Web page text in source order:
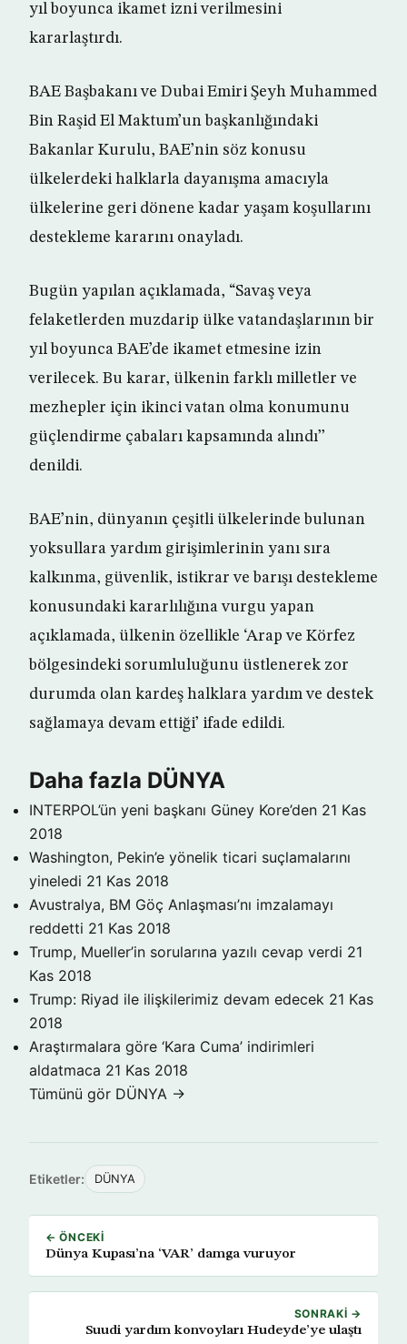
yıl boyunca ikamet izni verilmesini
kararlaştırdı.
BAE Başbakanı ve Dubai Emiri Şeyh Muhammed
Bin Raşid El Maktum’un başkanlığındaki
Bakanlar Kurulu, BAE’nin söz konusu
ülkelerdeki halklarla dayanışma amacıyla
ülkelerine geri dönene kadar yaşam koşullarını
destekleme kararını onayladı.
Bugün yapılan açıklamada, “Savaş veya
felaketlerden muzdarip ülke vatandaşlarının bir
yıl boyunca BAE’de ikamet etmesine izin
verilecek. Bu karar, ülkenin farklı milletler ve
mezhepler için ikinci vatan olma konumunu
güçlendirme çabaları kapsamında alındı’’
denildi.
BAE’nin, dünyanın çeşitli ülkelerinde bulunan
yoksullara yardım girişimlerinin yanı sıra
kalkınma, güvenlik, istikrar ve barışı destekleme
konusundaki kararlılığına vurgu yapan
açıklamada, ülkenin özellikle ‘Arap ve Körfez
bölgesindeki sorumluluğunu üstlenerek zor
durumda olan kardeş halklara yardım ve destek
sağlamaya devam ettiği’ ifade edildi.
Daha fazla DÜNYA
INTERPOL’ün yeni başkanı Güney Kore’den 21 Kas
2018
Washington, Pekin’e yönelik ticari suçlamalarını
yineledi 21 Kas 2018
Avustralya, BM Göç Anlaşması’nı imzalamayı
reddetti 21 Kas 2018
Trump, Mueller’in sorularına yazılı cevap verdi 21
Kas 2018
Trump: Riyad ile ilişkilerimiz devam edecek 21 Kas
2018
Araştırmalara göre ‘Kara Cuma’ indirimleri
aldatmaca 21 Kas 2018
Tümünü gör DÜNYA →
Etiketler: DÜNYA
← ÖNCEKI
Dünya Kupası’na ‘VAR’ damga vuruyor
SONRAKI →
Suudi yardım konvoyları Hudeyde’ye ulaştı